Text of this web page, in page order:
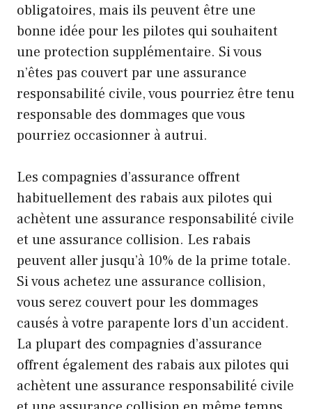
obligatoires, mais ils peuvent être une
bonne idée pour les pilotes qui souhaitent
une protection supplémentaire. Si vous
n’êtes pas couvert par une assurance
responsabilité civile, vous pourriez être tenu
responsable des dommages que vous
pourriez occasionner à autrui.
Les compagnies d’assurance offrent
habituellement des rabais aux pilotes qui
achètent une assurance responsabilité civile
et une assurance collision. Les rabais
peuvent aller jusqu’à 10% de la prime totale.
Si vous achetez une assurance collision,
vous serez couvert pour les dommages
causés à votre parapente lors d’un accident.
La plupart des compagnies d’assurance
offrent également des rabais aux pilotes qui
achètent une assurance responsabilité civile